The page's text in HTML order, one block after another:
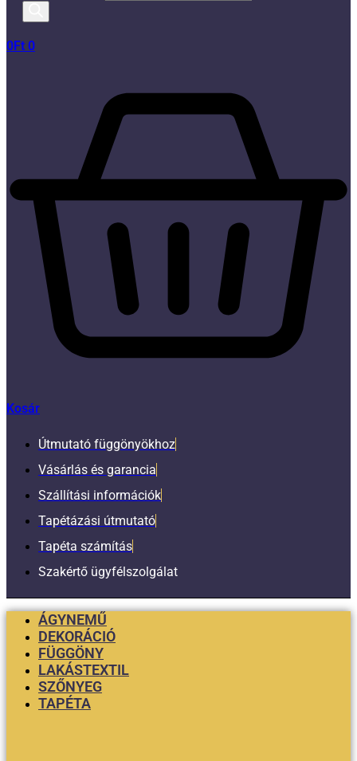
0Ft 0
Kosár
Útmutató függönyökhoz
Vásárlás és garancia
Szállítási információk
Tapétázási útmutató
Tapéta számítás
Szakértő ügyfélszolgálat
ÁGYNEMŰ
DEKORÁCIÓ
FÜGGÖNY
LAKÁSTEXTIL
SZŐNYEG
TAPÉTA